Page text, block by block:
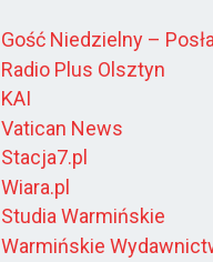
Gość Niedzielny –
Radio Plus Olsztyn
KAI
Vatican News
Stacja7.pl
Wiara.pl
Studia Warmińskie
Warmińskie